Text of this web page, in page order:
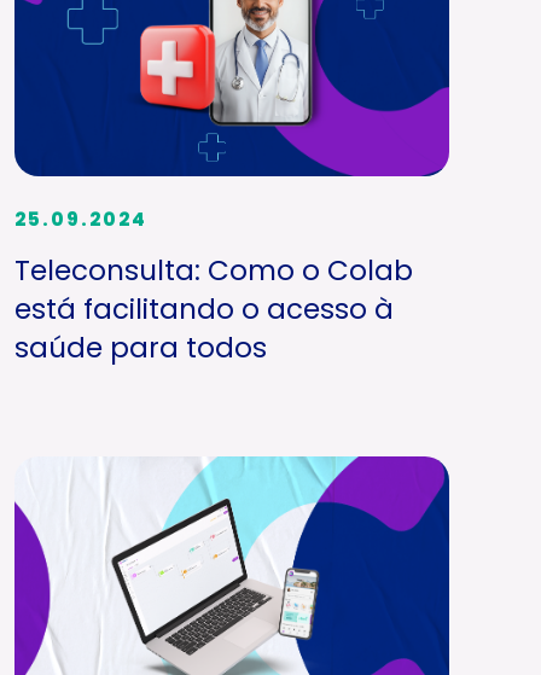
25.09.2024
Teleconsulta: Como o Colab
está facilitando o acesso à
saúde para todos